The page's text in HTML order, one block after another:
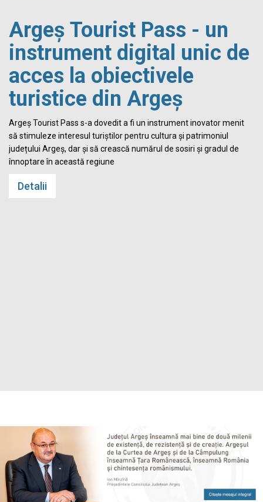
Argeș Tourist Pass - un
instrument digital unic de
acces la obiectivele
turistice din Argeș
Argeș Tourist Pass s-a dovedit a fi un instrument inovator menit
să stimuleze interesul turiștilor pentru cultura și patrimoniul
județului Argeș, dar și să crească numărul de sosiri și gradul de
înnoptare în această regiune
Detalii